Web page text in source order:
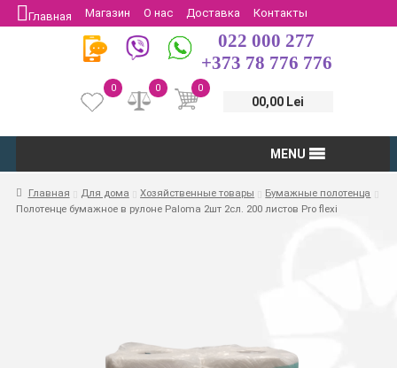
Главная Магазин О нас Доставка
Контакты
Защита потребителей
Возврат
022 000 277
+373 78 776 776
0
00,00 Lei
0
0
MENU
Главная Для дома Хозяйственные товары
Бумажные полотенца
Полотенце бумажное в рулоне Paloma 2шт 2сл. 200 листов Pro flexi